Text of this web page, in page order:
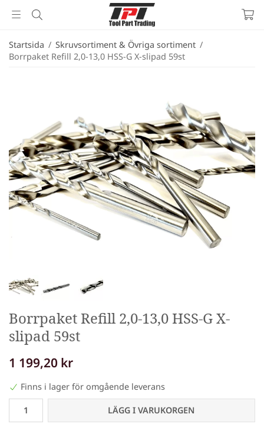
Startsida / Skruvsortiment & Övriga sortiment /
Borrpaket Refill 2,0-13,0 HSS-G X-slipad 59st
Borrpaket Refill 2,0-13,0 HSS-G X-
slipad 59st
1 199,20 kr
Finns i lager för omgående leverans
LÄGG I VARUKORGEN